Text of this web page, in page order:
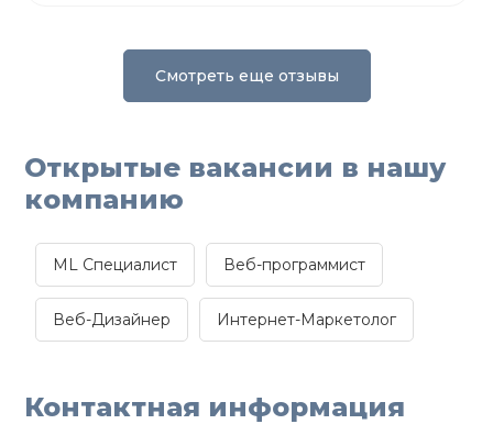
Смотреть еще отзывы
Открытые вакансии в нашу
компанию
ML Специалист Веб-программист
Веб-Дизайнер Интернет-Маркетолог
Контактная информация